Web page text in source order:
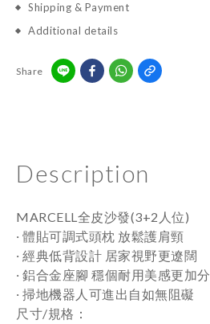
Shipping & Payment
Additional details
Share
Description
MARCELL全皮沙發(3+2人位)
‧ 體貼可調式頭枕 放鬆護肩頸
‧ 經典低背設計 居家視野更遼闊
‧ 鋁合金座腳 穩個耐用美感更加分
‧ 掃地機器人可進出自如無阻礙
尺寸/規格 ：